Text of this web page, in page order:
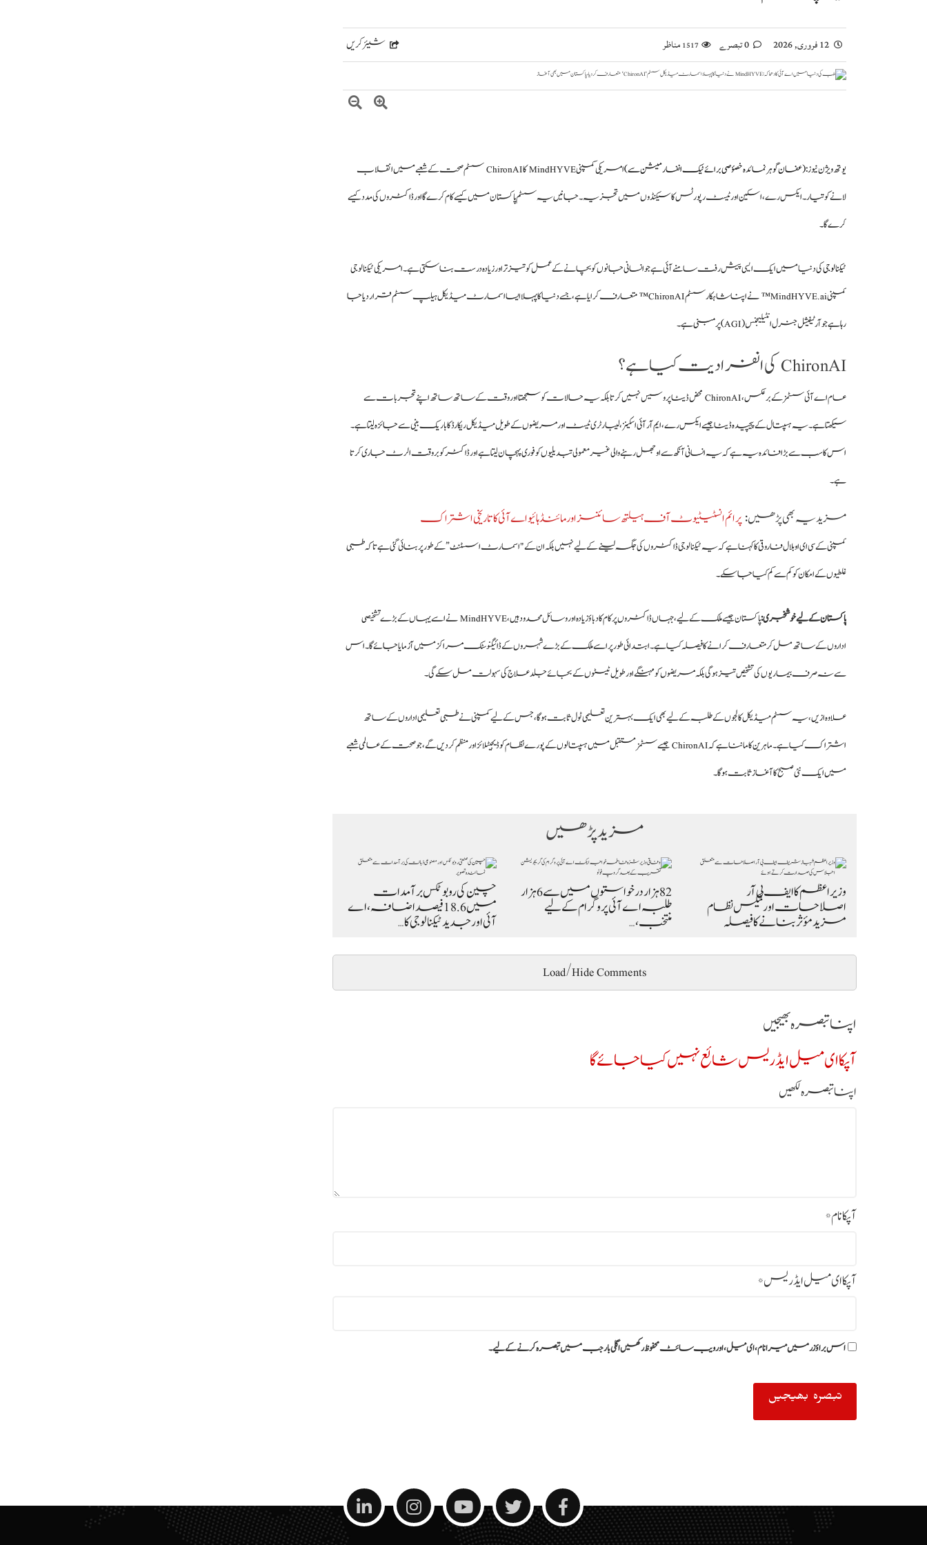
شیئر کریں 12 فروری, 2026 1517مناظر
یوتھ ویژن نیوز :(عفان گوہر نمائدہ خصؤصی برائے ٹیک انفارمیشن سے)
امریکی کمپنی MindHYVE کا ChironAI سسٹم صحت کے شعبے میں انقلاب
لانے کو تیار۔ ایکس رے، اسکین اور ٹیسٹ رپورٹس کا سیکنڈوں میں تجزیہ۔ جانیں یہ سسٹم پاکستان میں کیسے کام کرے گا اور ڈاکٹروں کی مدد کیسے
کرے گا۔
ٹیکنالوجیکی دنیا میں ایک ایسی پیش رفت سامنے آئی ہے جو انسانی جانوں کو بچانے کے عمل کو تیز تر اور زیادہ درست بنا سکتی ہے۔ امریکی ٹیکنالوجی
کمپنی MindHYVE.ai™ نے اپنا شاہکار سسٹم ChironAI™ متعارف کرایا ہے، جسے دنیا کا پہلا ایسا اسمارٹ میڈیکل ہیلپ سسٹم قرار دیا جا
رہا ہے جو آرٹیفیشل جنرل انٹیلیجنس (AGI) پر مبنی ہے۔
ChironAI کی انفرادیت کیا ہے؟
عام اے آئی سسٹمز کے برعکس، ChironAI محض ڈیٹا پروسیس نہیں کرتا بلکہ یہ حالات کو سمجھتا اور وقت کے ساتھ ساتھ اپنے تجربات سے
سیکھتا ہے۔ یہ ہسپتال کے پیچیدہ ڈیٹا جیسے ایکس رے، ایم آر آئی اسکینز، لیبارٹری ٹیسٹ اور مریضوں کے طویل میڈیکل ریکارڈ کا باریک بینی سے جائزہ لیتا ہے۔
اس کا سب سے بڑا فائدہ یہ ہے کہ یہ انسانی آنکھ سے اوجھل رہنے والی غیر معمولی تبدیلیوں کو فوری پہچان لیتا ہے اور ڈاکٹر کو بروقت الرٹ جاری کرتا
ہے۔
مزید یہ بھی پڑھیں:پرائم انسٹیٹیوٹ آف ہیلتھ سائنسز اور مائنڈ ہائیو اے آئی کا تاریخی اشتراک
کمپنی کے سی ای او بلال فاروقی کا کہنا ہے کہ یہ ٹیکنالوجی ڈاکٹروں کی جگہ لینے کے لیے نہیں بلکہ ان کے "اسمارٹ اسسٹنٹ” کے طور پر بنائی گئی ہے تاکہ طبی
غلطیوں کے امکان کو کم سے کم کیا جا سکے۔
پاکستان کے لیے خوشخبری :
پاکستان جیسے ملک کے لیے، جہاں ڈاکٹروں پر کام کا دباؤ زیادہ اور وسائل محدود ہیں، MindHYVE نے اسے یہاں کے بڑے تشخیصی
اداروں کے ساتھ مل کر متعارف کرانے کا فیصلہ کیا ہے۔ ابتدائی طور پر اسے ملک کے بڑے شہروں کے ڈائیگنوسٹک مراکز میں آزمایا جائے گا۔ اس
سے نہ صرف بیماریوں کی تشخیص تیز ہوگی بلکہ مریضوں کو مہنگے اور طویل ٹیسٹوں کے بجائے جلد علاج کی سہولت مل سکے گی۔
علاوہ ازیں، یہ سسٹم میڈیکل کالجوں کے طلبہ کے لیے بھی ایک بہترین تعلیمی ٹول ثابت ہوگا، جس کے لیے کمپنی نے طبی تعلیمی اداروں کے ساتھ
اشتراک کیا ہے۔ ماہرین کا ماننا ہے کہ ChironAI جیسے سسٹمز مستقبل میں ہسپتالوں کے پورے نظام کو ڈیجیٹلائز اور منظم کر دیں گے، جو صحت کے عالمی شعبے
میں ایک نئی صبح کا آغاز ثابت ہوگا۔
مزید پڑھیں
چین کی روبوٹکس برآمدات
میں 18.6 فیصد اضافہ، اے
آئی اور جدید ٹیکنالوجی کا…
82 ہزار درخواستوں میں سے 6 ہزار
طلبہ اے آئی پروگرام کے لیے
منتخب،…
وزیراعظم کا ایف بی آر
اصلاحات اور ٹیکس نظام
مزید مؤثر بنانے کا فیصلہ
Load/Hide Comments
اپنا تبصرہ بھیجیں
آپکا ای میل ایڈریس شائع نہیں کیا جائے گا
اپنا تبصرہ لکھیں
آپکا نام*
آپکا ای میل ایڈریس*
اس براؤزر میں میرا نام، ای میل، اور ویب سائٹ محفوظ رکھیں اگلی بار جب میں تبصرہ کرنے کےلیے۔